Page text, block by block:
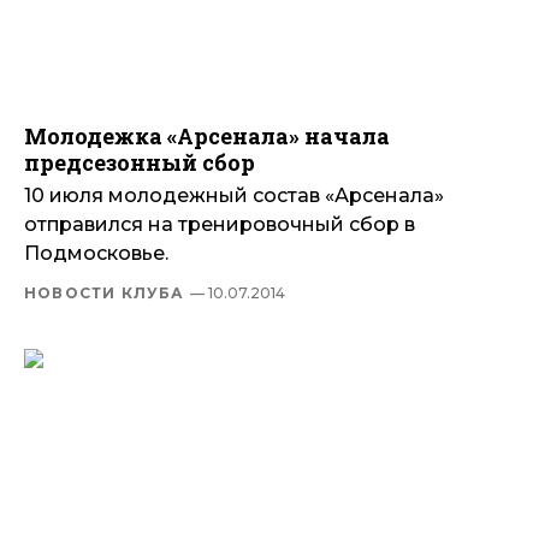
Молодежка «Арсенала» начала
предсезонный сбор
10 июля молодежный состав «Арсенала»
отправился на тренировочный сбор в
Подмосковье.
НОВОСТИ КЛУБА — 10.07.2014